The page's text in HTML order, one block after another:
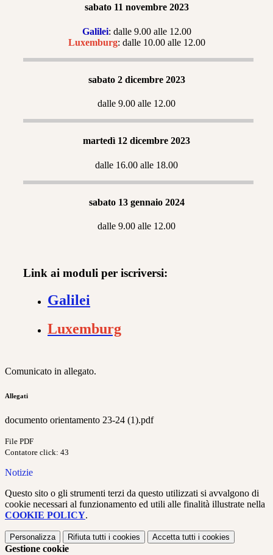
sabato 11 novembre 2023
Galilei: dalle 9.00 alle 12.00
Luxemburg: dalle 10.00 alle 12.00
sabato 2 dicembre 2023
dalle 9.00 alle 12.00
martedì 12 dicembre 2023
dalle 16.00 alle 18.00
sabato 13 gennaio 2024
dalle 9.00 alle 12.00
Link ai moduli per iscriversi:
Galilei
Luxemburg
Comunicato in allegato.
Allegati
documento orientamento 23-24 (1).pdf
File PDF
Contatore click: 43
Notizie
Questo sito o gli strumenti terzi da questo utilizzati si avvalgono di
cookie necessari al funzionamento ed utili alle finalità illustrate nella
COOKIE POLICY.
Personalizza Rifiuta tutti i cookies Accetta tutti i cookies
Gestione cookie